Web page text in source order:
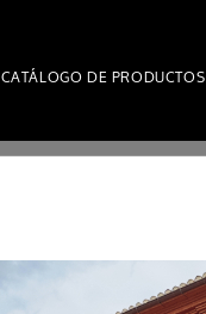
CATÁLOGO DE PRODUCTOS